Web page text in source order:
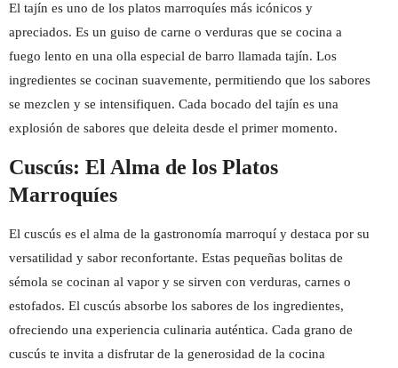
El tajín es uno de los platos marroquíes más icónicos y
apreciados. Es un guiso de carne o verduras que se cocina a
fuego lento en una olla especial de barro llamada tajín. Los
ingredientes se cocinan suavemente, permitiendo que los sabores
se mezclen y se intensifiquen. Cada bocado del tajín es una
explosión de sabores que deleita desde el primer momento.
Cuscús: El Alma de los Platos
Marroquíes
El cuscús es el alma de la gastronomía marroquí y destaca por su
versatilidad y sabor reconfortante. Estas pequeñas bolitas de
sémola se cocinan al vapor y se sirven con verduras, carnes o
estofados. El cuscús absorbe los sabores de los ingredientes,
ofreciendo una experiencia culinaria auténtica. Cada grano de
cuscús te invita a disfrutar de la generosidad de la cocina